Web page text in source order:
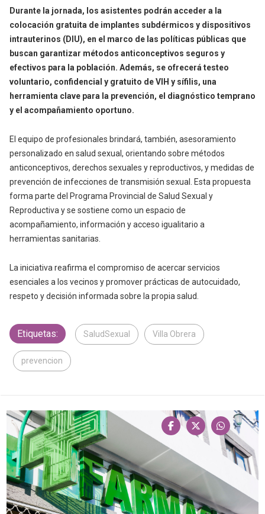
Durante la jornada, los asistentes podrán acceder a la
colocación gratuita de implantes subdérmicos y dispositivos
intrauterinos (DIU), en el marco de las políticas públicas que
buscan garantizar métodos anticonceptivos seguros y
efectivos para la población. Además, se ofrecerá testeo
voluntario, confidencial y gratuito de VIH y sífilis, una
herramienta clave para la prevención, el diagnóstico temprano
y el acompañamiento oportuno.
El equipo de profesionales brindará, también, asesoramiento
personalizado en salud sexual, orientando sobre métodos
anticonceptivos, derechos sexuales y reproductivos, y medidas de
prevención de infecciones de transmisión sexual. Esta propuesta
forma parte del Programa Provincial de Salud Sexual y
Reproductiva y se sostiene como un espacio de
acompañamiento, información y acceso igualitario a
herramientas sanitarias.
La iniciativa reafirma el compromiso de acercar servicios
esenciales a los vecinos y promover prácticas de autocuidado,
respeto y decisión informada sobre la propia salud.
Etiquetas: SaludSexual Villa Obrera
prevencion